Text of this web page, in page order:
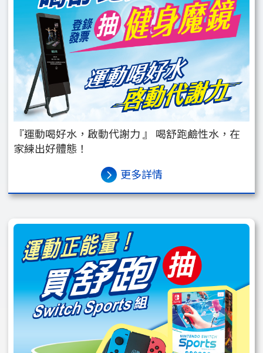
『運動喝好水，啟動代謝力 』 喝舒跑鹼性水，在
家練出好體態！
更多詳情